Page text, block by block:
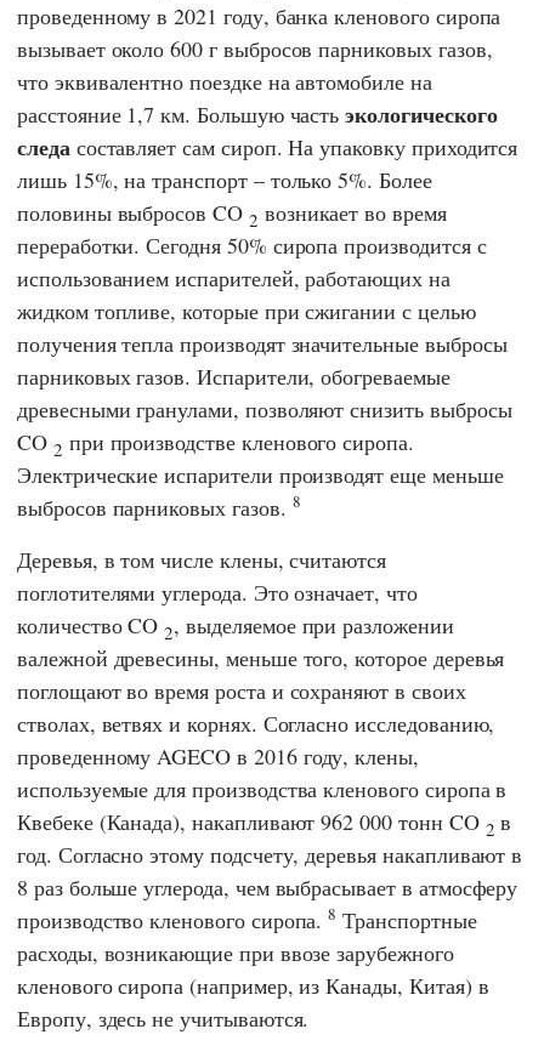
проведенному в 2021 году, банка кленового сиропа
вызывает около 600 г выбросов парниковых газов,
что эквивалентно поездке на автомобиле на
расстояние 1,7 км. Большую частьэкологического
следасоставляет сам сироп. На упаковку приходится
лишь 15%, на транспорт – только 5%. Более
половины выбросов CO 2 возникает во время
переработки. Сегодня 50% сиропа производится с
использованием испарителей, работающих на
жидком топливе, которые при сжигании с целью
получения тепла производят значительные выбросы
парниковых газов. Испарители, обогреваемые
древесными гранулами, позволяют снизить выбросы
CO 2 при производстве кленового сиропа.
Электрические испарители производят еще меньше
выбросов парниковых газов. 8
Деревья, в том числе клены, считаются
поглотителями углерода. Это означает, что
количество CO2, выделяемое при разложении
валежной древесины, меньше того, которое деревья
поглощают во время роста и сохраняют в своих
стволах, ветвях и корнях. Согласно исследованию,
проведенномуAGECO в 2016 году, клены,
используемые для производства кленового сиропа в
Квебеке (Канада), накапливают 962 000 тонн CO 2 в
год. Согласно этому подсчету, деревья накапливают в
8 раз больше углерода, чем выбрасывает в атмосферу
производство кленового сиропа.8 Транспортные
расходы, возникающие при ввозе зарубежного
кленового сиропа (например, из Канады, Китая) в
Европу, здесь не учитываются.